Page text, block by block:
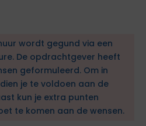
wordt gegund via een
De opdrachtgever heeft
geformuleerd. Om in
je te voldoen aan de
kun je extra punten
te komen aan de wensen.